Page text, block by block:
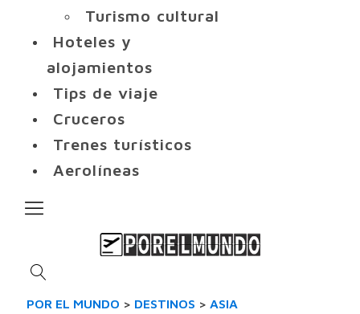
Turismo cultural
Hoteles y
alojamientos
Tips de viaje
Cruceros
Trenes turísticos
Aerolíneas
POR EL MUNDO > DESTINOS > ASIA